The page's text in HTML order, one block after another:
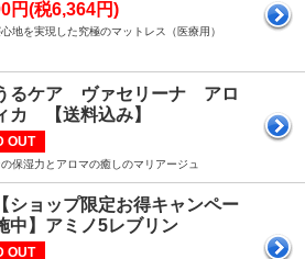
円(税6,364円)
地を実現した究極のマットレス（医療用）
るケア ヴァセリーナ アロ
カ 【送料込み】
OUT
保湿力とアロマの癒しのマリアージュ
【ショップ限定お得キャンペー
中】アミノ5レブリン
OUT